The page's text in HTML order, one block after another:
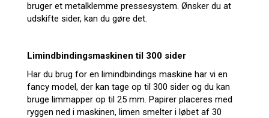
bruger et metalklemme pressesystem. Ønsker du at
udskifte sider, kan du gøre det.
Limindbindingsmaskinen til 300 sider
Har du brug for en limindbindings maskine har vi en
fancy model, der kan tage op til 300 sider og du kan
bruge limmapper op til 25 mm. Papirer placeres med
ryggen ned i maskinen, limen smelter i løbet af 30